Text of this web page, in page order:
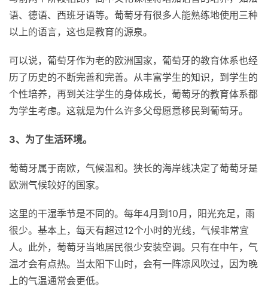
语、德语、西班牙语等。葡萄牙有很多人能熟练地使用三种
以上的语言，这也是教育的源泉。
可以说，葡萄牙作为老的欧洲国家，葡萄牙的教育体系也经
历了历史的不断完善和完善。从丰富学生的知识，到学生的
个性培养，再到关注学生的身体成长，葡萄牙的教育体系都
为学生考虑。这就是为什么许多父母愿意移民到葡萄牙。
3、为了生活环境。
葡萄牙属于南欧，气候温和。狭长的海岸线决定了葡萄牙是
欧洲气候较好的国家。
这里的干湿季节是不同的。每年4月到10月，阳光充足，雨
很少。基本上，每天有超过12个小时的光线，气候非常宜
人。此外，葡萄牙当地居民很少安装空调。只有在中午，气
温才会有点热。当太阳下山时，会有一阵凉风吹过，因为晚
上的气温通常会更低。